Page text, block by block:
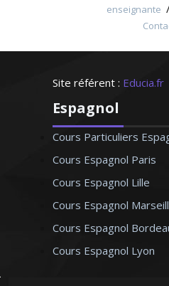
enseignante
Site référent : Educia.fr
Espagnol
Cours Particuliers
Cours Espagnol Paris
Cours Espagnol Lille
Cours Espagnol
Cours Espagnol
Cours Espagnol Lyon